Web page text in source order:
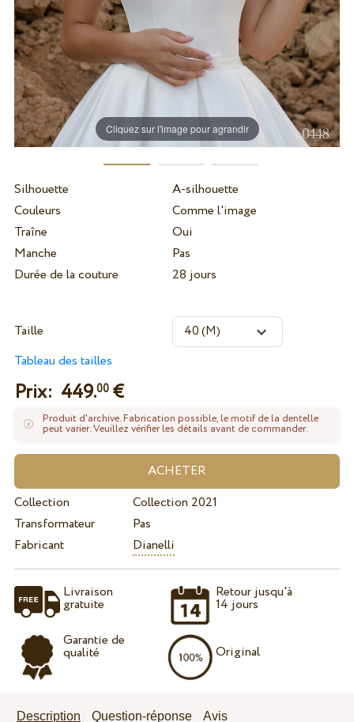
Cliquez sur l'image pour agrandir
Silhouette
A-silhouette
Couleurs
Comme l'image
Traîne
Oui
Manche
Pas
Durée de la couture
28 jours
Taille
Tableau des tailles
Prix: 449.00€
Produit d'archive. Fabrication possible, le motif de la dentelle
peut varier. Veuillez vérifier les détails avant de commander.
Collection
Collection 2021
Transformateur
Pas
Fabricant
Dianelli
Livraison
gratuite
Garantie de
qualité
Retour jusqu'à
14 jours
Original
Description Question-réponse Avis